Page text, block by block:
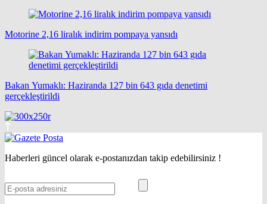
Motorine 2,16 liralık indirim pompaya yansıdı
Bakan Yumaklı: Haziranda 127 bin 643 gıda denetimi
gerçekleştirildi
Haberleri güncel olarak e-postanızdan takip edebilirsiniz !